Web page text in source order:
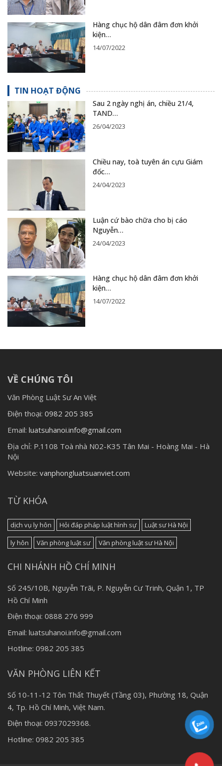
Hàng chục hộ dân đâm đơn khởi
kiện…
14/07/2022
TIN HOẠT ĐỘNG
Sau 2 ngày nghị án, chiều 21/4,
TAND…
26/04/2023
Chiều nay, toà tuyên án cựu Giám
đốc…
24/04/2023
Luận cứ bào chữa cho bị cáo
Nguyễn…
24/04/2023
Hàng chục hộ dân đâm đơn khởi
kiện…
14/07/2022
VỀ CHÚNG TÔI
Văn Phòng Luật Sư An Việt
Điện thoại: 0982 205 385
Email: luatsuhanoi.info@gmail.com
Địa chỉ: P.1108 Toà nhà N02-K35 Tân Mai - Hoàng Mai - Hà
Nội
Website: vanphongluatsuanviet.com
TỪ KHÓA
dịch vụ ly hôn Hỏi đáp pháp luật hình sự
Luật sư Hà Nội
ly hôn
Văn phòng luật sư Văn phòng luật sư Hà Nội
CHI NHÁNH HỒ CHÍ MINH
Số 245/10B, Nguyễn Trãi, P. Nguyễn Cư Trinh, Quận 1, TP
Hồ Chí Minh
Điện thoại: 0888 276 999
Email: luatsuhanoi.info@gmail.com
Hotline: 0982 205 385
VĂN PHÒNG LIÊN KẾT
Số 10-11-12 Tôn Thất Thuyết (Tầng 03), Phường 18, Quận
4, Tp. Hồ Chí Minh, Việt Nam.
Điện thoại: 0937029368.
Hotline: 0982 205 385